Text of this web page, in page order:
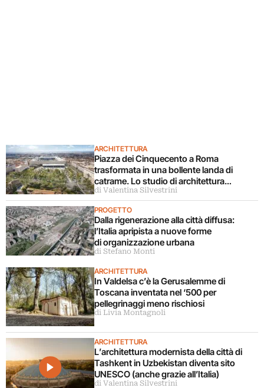
ARCHITETTURA
Piazza dei Cinquecento a Roma
trasformata in una bollente landa di
catrame. Lo studio di architettura
disconosce il progetto
di Valentina Silvestrini
PROGETTO
Dalla rigenerazione alla città diffusa:
l’Italia apripista a nuove forme
di organizzazione urbana
di Stefano Monti
ARCHITETTURA
In Valdelsa c’è la Gerusalemme di
Toscana inventata nel ‘500 per
pellegrinaggi meno rischiosi
di Livia Montagnoli
ARCHITETTURA
L’architettura modernista della città di
Tashkent in Uzbekistan diventa sito
UNESCO (anche grazie all’Italia)
di Valentina Silvestrini